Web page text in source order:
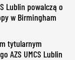
Lublin powalczą o
w Birmingham
tytularnym
AZS UMCS Lublin